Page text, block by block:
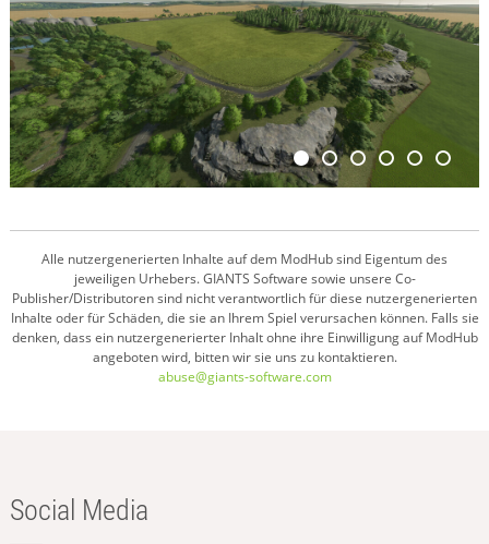
Alle nutzergenerierten Inhalte auf dem ModHub sind Eigentum des
jeweiligen Urhebers. GIANTS Software sowie unsere Co-
Publisher/Distributoren sind nicht verantwortlich für diese nutzergenerierten
Inhalte oder für Schäden, die sie an Ihrem Spiel verursachen können. Falls sie
denken, dass ein nutzergenerierter Inhalt ohne ihre Einwilligung auf ModHub
angeboten wird, bitten wir sie uns zu kontaktieren.
abuse@giants-software.com
Social Media